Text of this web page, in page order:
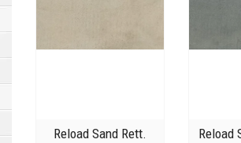
Reload Sand Rett. Reload